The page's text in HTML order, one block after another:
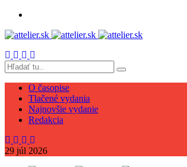
O časopise
Tlačené vydania
Najnovšie vydanie
Redakcia
29 júl 2026